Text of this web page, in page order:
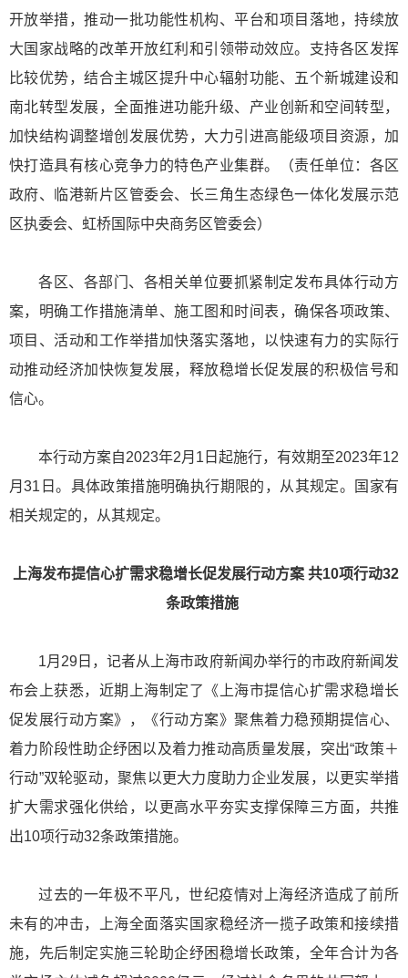
开放举措，推动一批功能性机构、平台和项目落地，持续放
大国家战略的改革开放红利和引领带动效应。支持各区发挥
比较优势，结合主城区提升中心辐射功能、五个新城建设和
南北转型发展，全面推进功能升级、产业创新和空间转型，
加快结构调整增创发展优势，大力引进高能级项目资源，加
快打造具有核心竞争力的特色产业集群。（责任单位：各区
政府、临港新片区管委会、长三角生态绿色一体化发展示范
区执委会、虹桥国际中央商务区管委会）
各区、各部门、各相关单位要抓紧制定发布具体行动方
案，明确工作措施清单、施工图和时间表，确保各项政策、
项目、活动和工作举措加快落实落地，以快速有力的实际行
动推动经济加快恢复发展，释放稳增长促发展的积极信号和
信心。
本行动方案自2023年2月1日起施行，有效期至2023年12
月31日。具体政策措施明确执行期限的，从其规定。国家有
相关规定的，从其规定。
上海发布提信心扩需求稳增长促发展行动方案 共10项行动32
条政策措施
1月29日，记者从上海市政府新闻办举行的市政府新闻发
布会上获悉，近期上海制定了《上海市提信心扩需求稳增长
促发展行动方案》，《行动方案》聚焦着力稳预期提信心、
着力阶段性助企纾困以及着力推动高质量发展，突出“政策＋
行动”双轮驱动，聚焦以更大力度助力企业发展，以更实举措
扩大需求强化供给，以更高水平夯实支撑保障三方面，共推
出10项行动32条政策措施。
过去的一年极不平凡，世纪疫情对上海经济造成了前所
未有的冲击，上海全面落实国家稳经济一揽子政策和接续措
施，先后制定实施三轮助企纾困稳增长政策，全年合计为各